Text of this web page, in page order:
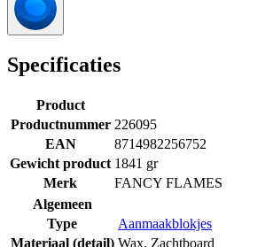
Specificaties
Product
Productnummer 226095
EAN
8714982256752
Gewicht product 1841 gr
Merk
FANCY FLAMES
Algemeen
Type
Aanmaakblokjes
Materiaal (detail) Wax, Zachtboard